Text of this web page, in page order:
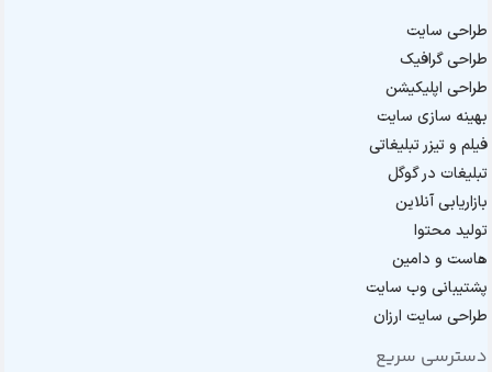
طراحی سایت
طراحی گرافیک
طراحی اپلیکیشن
بهینه سازی سایت
فیلم و تیزر تبلیغاتی
تبلیغات در گوگل
بازاریابی آنلاین
تولید محتوا
هاست و دامین
پشتیبانی وب سایت
طراحی سایت ارزان
دسترسی سریع